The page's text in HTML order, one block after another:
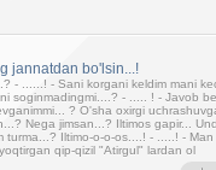
jannatdan bo'lsin...!
- ......! - Sani korgani keldim mani
soginmadingmi....? - ..... ! - Javob
? O'sha oxirgi
Nega jimsan...? Iltimos gapir...
turma...? Iltimo-o-o-os....! - .....! -
qip-qizil "Atirgul" lardan ol